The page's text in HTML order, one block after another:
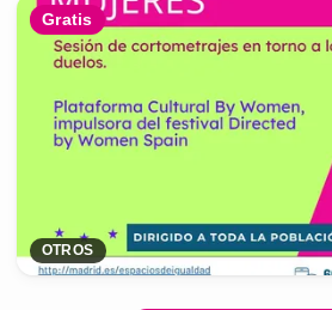
Gratis
OTROS